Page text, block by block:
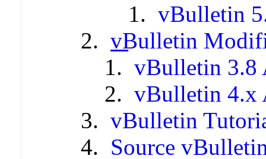
vBulletin
vBulletin
vBulletin 3.8
vBulletin 4.x
vBulletin
Source